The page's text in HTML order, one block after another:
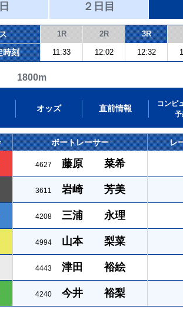
２日目
1R 2R 3R
時刻 11:33 12:02 12:32
オッズ 直前情報
コンピ
予
ボートレーサー レ
4627 藤原 菜希
3611 岩崎 芳美
4208 三浦 永理
4994 山本 梨菜
4443 津田 裕絵
4240 今井 裕梨